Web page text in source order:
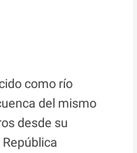
como río
del mismo
desde su